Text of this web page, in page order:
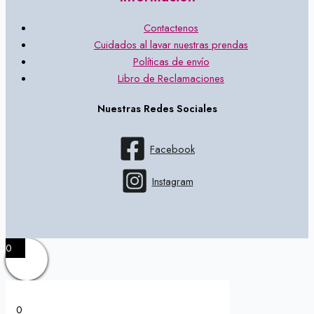
Contactenos
Cuidados al lavar nuestras prendas
Políticas de envío
Libro de Reclamaciones
Nuestras Redes Sociales
Facebook
Instagram
0
0